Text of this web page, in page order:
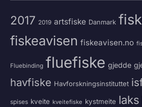
2017 2019 artsfiske Danmark
fiskeavisen fiskeavisen.no
Fluebinding fluefiske gjedde
havfiske Havforskningsinstituttet
spises kveite kveitefiske kystmeite laks